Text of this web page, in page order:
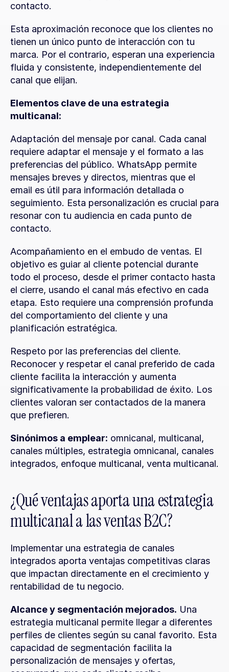
contacto.
Esta aproximación reconoce que los clientes no
tienen un único punto de interacción con tu
marca. Por el contrario, esperan una experiencia
fluida y consistente, independientemente del
canal que elijan.
Elementos clave de una estrategia
multicanal:
Adaptación del mensaje por canal. Cada canal
requiere adaptar el mensaje y el formato a las
preferencias del público. WhatsApp permite
mensajes breves y directos, mientras que el
email es útil para información detallada o
seguimiento. Esta personalización es crucial para
resonar con tu audiencia en cada punto de
contacto.
Acompañamiento en el embudo de ventas. El
objetivo es guiar al cliente potencial durante
todo el proceso, desde el primer contacto hasta
el cierre, usando el canal más efectivo en cada
etapa. Esto requiere una comprensión profunda
del comportamiento del cliente y una
planificación estratégica.
Respeto por las preferencias del cliente.
Reconocer y respetar el canal preferido de cada
cliente facilita la interacción y aumenta
significativamente la probabilidad de éxito. Los
clientes valoran ser contactados de la manera
que prefieren.
Sinónimos a emplear: omnicanal, multicanal,
canales múltiples, estrategia omnicanal, canales
integrados, enfoque multicanal, venta multicanal.
¿Qué ventajas aporta una estrategia
multicanal a las ventas B2C?
Implementar una estrategia de canales
integrados aporta ventajas competitivas claras
que impactan directamente en el crecimiento y
rentabilidad de tu negocio.
Alcance y segmentación mejorados. Una
estrategia multicanal permite llegar a diferentes
perfiles de clientes según su canal favorito. Esta
capacidad de segmentación facilita la
personalización de mensajes y ofertas,